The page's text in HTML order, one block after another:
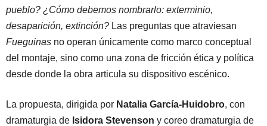
pueblo? ¿Cómo debemos nombrarlo: exterminio,
desaparición, extinción? Las preguntas que atraviesan
Fueguinas no operan únicamente como marco conceptual
del montaje, sino como una zona de fricción ética y política
desde donde la obra articula su dispositivo escénico.
La propuesta, dirigida por Natalia García-Huidobro, con
dramaturgia de Isidora Stevenson y coreo dramaturgia de